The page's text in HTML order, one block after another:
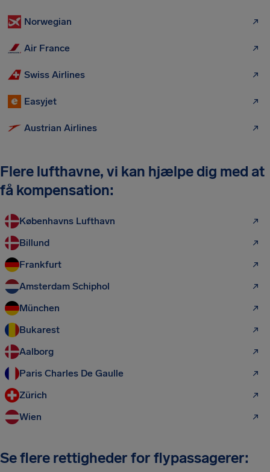
Norwegian
Air France
Swiss Airlines
Easyjet
Austrian Airlines
Flere lufthavne, vi kan hjælpe dig med at
få kompensation:
Københavns Lufthavn
Billund
Frankfurt
Amsterdam Schiphol
München
Bukarest
Aalborg
Paris Charles De Gaulle
Zürich
Wien
Se flere rettigheder for flypassagerer: